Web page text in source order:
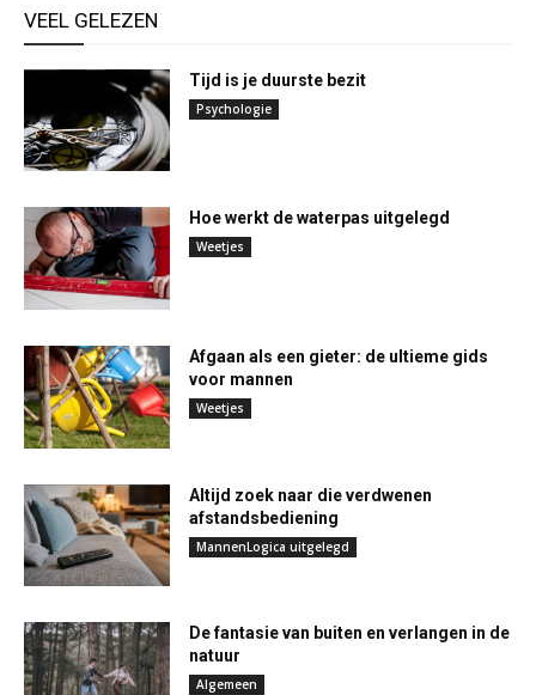
VEEL GELEZEN
Tijd is je duurste bezit
Psychologie
Hoe werkt de waterpas uitgelegd
Weetjes
Afgaan als een gieter: de ultieme gids
voor mannen
Weetjes
Altijd zoek naar die verdwenen
afstandsbediening
MannenLogica uitgelegd
De fantasie van buiten en verlangen in de
natuur
Algemeen